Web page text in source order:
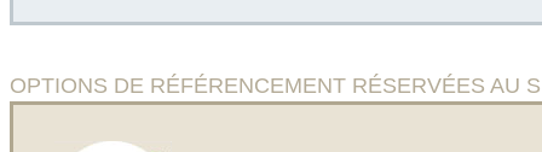
OPTIONS DE RÉFÉRENCEMENT RÉSERVÉES AU